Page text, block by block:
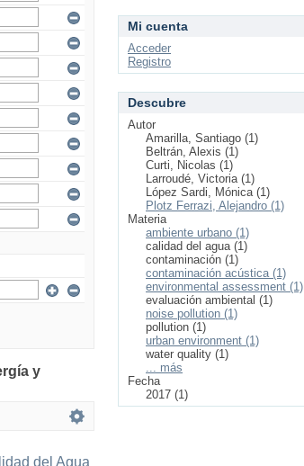
y
del Agua
Mi cuenta
Acceder
Registro
Descubre
Autor
Amarilla, Santiago (1)
Beltrán, Alexis (1)
Curti, Nicolas (1)
Larroudé, Victoria (1)
López Sardi, Mónica (1)
Plotz Ferrazi, Alejandro (1)
Materia
ambiente urbano (1)
calidad del agua (1)
contaminación (1)
contaminación acústica (1)
environmental assessment (1)
evaluación ambiental (1)
noise pollution (1)
pollution (1)
urban environment (1)
water quality (1)
... más
Fecha
2017 (1)